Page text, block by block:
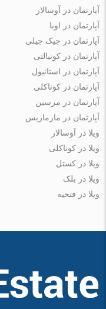
آپارتمان در آوسالار
آپارتمان در اوبا
آپارتمان در جیک جیلی
آپارتمان در کونیالتی
آپارتمان در استانبول
آپارتمان در کوناکلی
آپارتمان در مرسین
آپارتمان در مارماریس
ویلا در آوسالار
ویلا در کوناکلی
ویلا در کستل
ویلا در بلک
ویلا در فتحیه